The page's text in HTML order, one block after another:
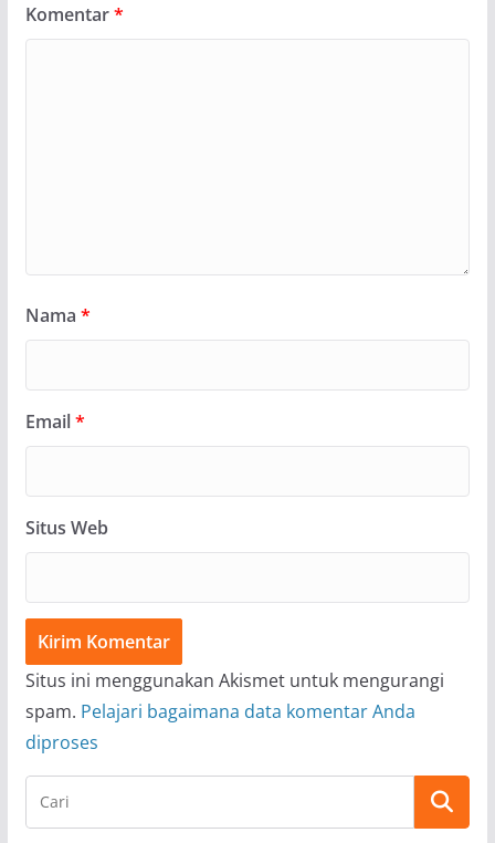
Komentar*
Nama *
Email*
Situs Web
Situs ini menggunakan Akismet untuk mengurangi
spam. Pelajari bagaimana data komentar Anda
diproses